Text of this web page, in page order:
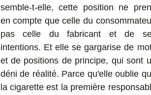
semble-t-elle, cette position ne
en compte que celle du
pas celle du fabricant et de
intentions. Et elle se gargarise de
et de positions de principe, qui sont
déni de réalité. Parce qu'elle oublie
la cigarette est la première